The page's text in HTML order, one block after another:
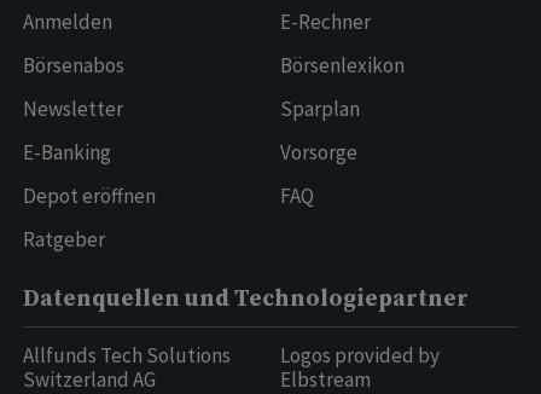
Anmelden
Börsenabos
Newsletter
E-Banking
Depot eröffnen
Ratgeber
E-Rechner
Börsenlexikon
Sparplan
Vorsorge
FAQ
Datenquellen und Technologiepartner
Allfunds Tech Solutions
Switzerland AG
Logos provided by
Elbstream